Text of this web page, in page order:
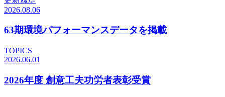
2026.08.06
63期環境パフォーマンスデータを掲載
TOPICS
2026.06.01
2026年度 創意工夫功労者表彰受賞